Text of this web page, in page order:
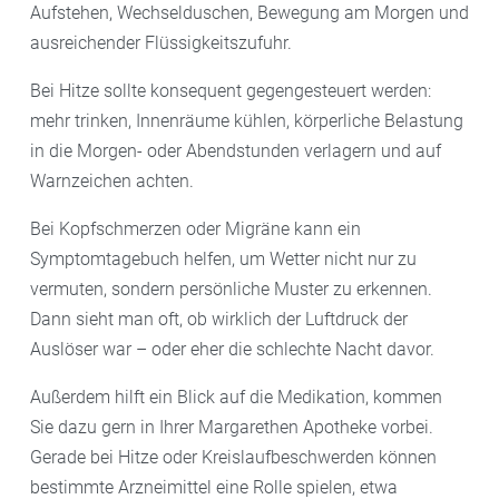
Aufstehen, Wechselduschen, Bewegung am Morgen und
ausreichender Flüssigkeitszufuhr.
Bei Hitze sollte konsequent gegengesteuert werden:
mehr trinken, Innenräume kühlen, körperliche Belastung
in die Morgen- oder Abendstunden verlagern und auf
Warnzeichen achten.
Bei Kopfschmerzen oder Migräne kann ein
Symptomtagebuch helfen, um Wetter nicht nur zu
vermuten, sondern persönliche Muster zu erkennen.
Dann sieht man oft, ob wirklich der Luftdruck der
Auslöser war – oder eher die schlechte Nacht davor.
Außerdem hilft ein Blick auf die Medikation, kommen
Sie dazu gern in Ihrer Margarethen Apotheke vorbei.
Gerade bei Hitze oder Kreislaufbeschwerden können
bestimmte Arzneimittel eine Rolle spielen, etwa